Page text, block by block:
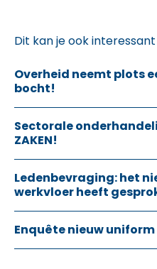
Dit kan je ook
Overheid neemt plots
bocht!
Sectorale
ZAKEN!
Ledenbevraging: het
werkvloer heeft
Enquête nieuw uniform